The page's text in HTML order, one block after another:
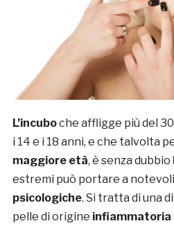
L’incuboche affligge più del
i 14 e i 18 anni, e che talvolta
maggiore età, è senza dubbio
estremi può portare a notevoli
psicologiche. Si tratta di una
pelle di origine infiammatoria